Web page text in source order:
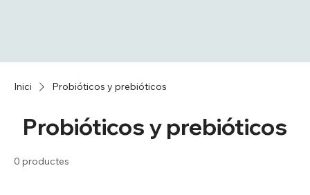
Inici Probióticos y prebióticos
Probióticos y prebióticos
0 productes